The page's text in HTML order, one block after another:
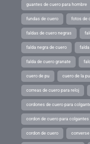
guantes de cuero para hombre
fundas de cuero fotos de
faldas de cuero negras
falda negra de cuero falda
falda de cuero granate
cuero de pu cuero de la pu
correas de cuero para reloj
cordones de cuero para
cordon de cuero para colgantes
cordon de cuero